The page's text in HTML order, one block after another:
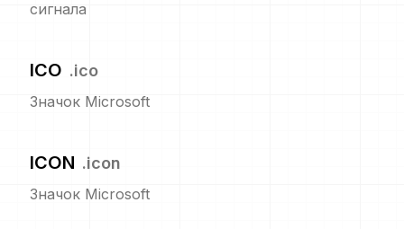
сигнала
ICO .ico
Значок Microsoft
ICON .icon
Значок Microsoft